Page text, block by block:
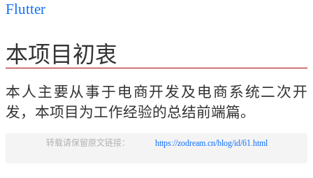
Flutter
本项目初衷
本人主要从事于电商开发及电商系统二次开
发，本项目为工作经验的总结前端篇。
转载请保留原文链接： https://zodream.cn/blog/id/61.html